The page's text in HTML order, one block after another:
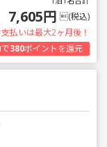
7,605円 (税込)
払いは最大2ヶ月後！
380ポイントを還元